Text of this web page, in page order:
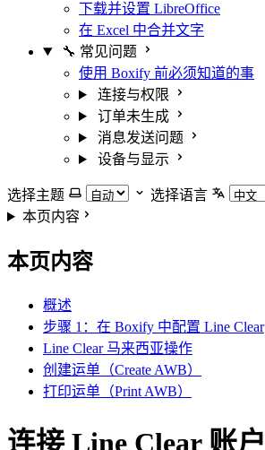
下载并设置 LibreOffice
在 Excel 中合并文字
🔧 常见问题
使用 Boxify 前必须知道的事
连接与权限
订单未生成
消息发送问题
设备与显示
选择主题
选择语言
本页内容
本页内容
概述
步骤 1：在 Boxify 中配置 Line Clear
Line Clear 马来西亚操作
创建运单（Create AWB）
打印运单（Print AWB）
连接 Line Clear 账户